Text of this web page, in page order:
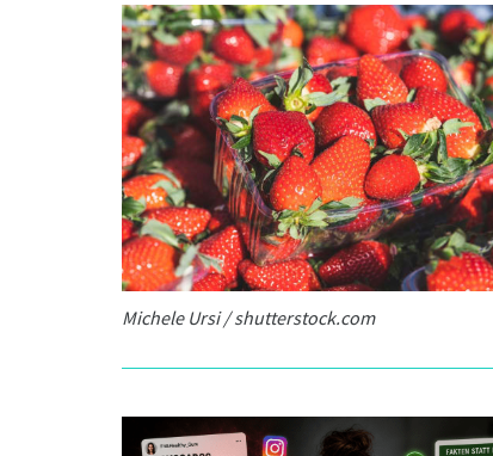
Michele Ursi / shutterstock.com